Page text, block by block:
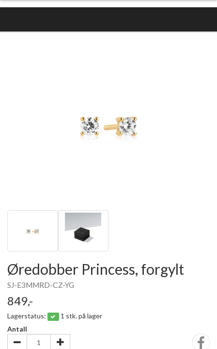
Øredobber Princess, forgylt
SJ-E3MMRD-CZ-YG
849,-
Lagerstatus:
1 stk. på lager
Antall